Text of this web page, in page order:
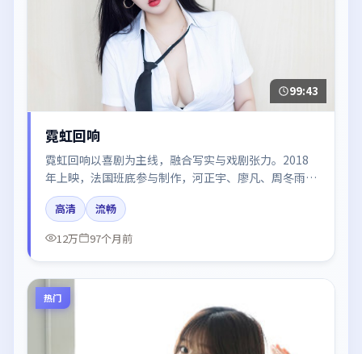
99:43
霓虹回响
霓虹回响以喜剧为主线，融合写实与戏剧张力。2018
年上映，法国班底参与制作，河正宇、廖凡、周冬雨在
片中呈现细腻表演，影像风格统一，配乐与剪辑强化了
情绪曲线。
高清
流畅
12万
97个月前
热门